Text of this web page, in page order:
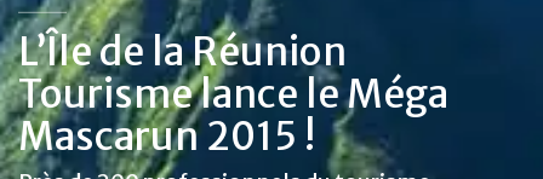
L’Île de la Réunion
Tourisme lance le Méga
Mascarun 2015 !